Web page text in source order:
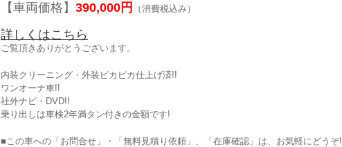
【車両価格】 390,000円 （消費税込み）
詳しくはこちら
ご覧頂きありがとうございます。
内装クリーニング・外装ピカピカ仕上げ済!!
ワンオーナ車!!
社外ナビ・DVD!!
乗り出しは車検2年満タン付きの金額です!
■この車への「お問合せ」・「無料見積り依頼」、「在庫確認」は、お気軽にどうぞ!